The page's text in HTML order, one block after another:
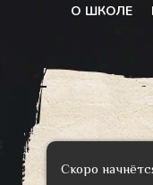
О ШКОЛЕ
Скоро